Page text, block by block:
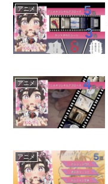
アニメ
アニメ
アニメ